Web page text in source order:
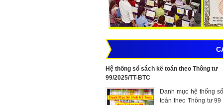
Hệ thống sổ sách kế toán theo Thông tư
99/2025/TT-BTC
Danh mục hệ thống
toán theo Thông tư